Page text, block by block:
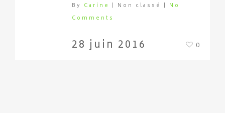
By Carine | Non classé | No
Comments
28 juin 2016 0